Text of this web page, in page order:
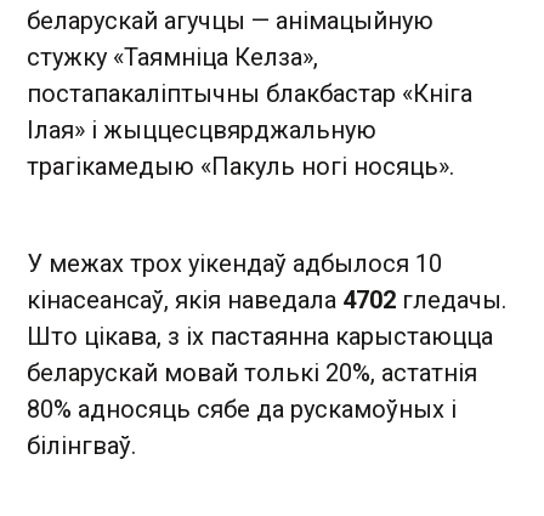
беларускай агучцы — анімацыйную
стужку «Таямніца Келза»,
постапакаліптычны блакбастар «Кніга
Ілая» і жыццесцвярджальную
трагікамедыю «Пакуль ногі носяць».
У межах трох уікендаў адбылося 10
кінасеансаў, якія наведала 4702 гледачы.
Што цікава, з іх пастаянна карыстаюцца
беларускай мовай толькі 20%, астатнія
80% адносяць сябе да рускамоўных і
білінгваў.